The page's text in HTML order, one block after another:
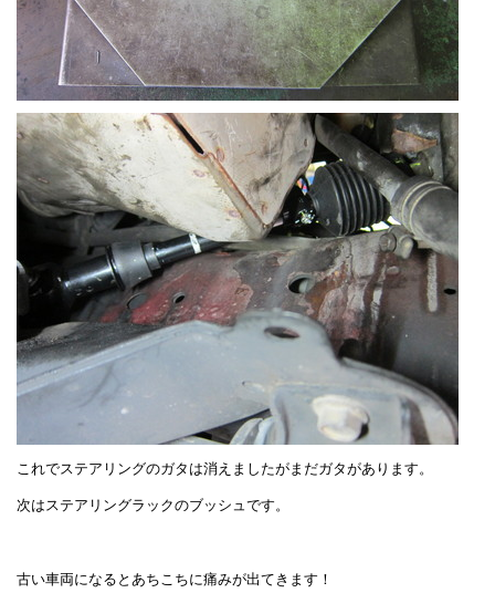
これでステアリングのガタは消えましたがまだガタがあります。
次はステアリングラックのブッシュです。
古い車両になるとあちこちに痛みが出てきます！